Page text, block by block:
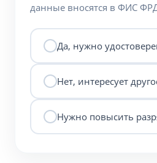
данные вносятся в ФИС
Да, нужно
Нет, интересует
Нужно повысить